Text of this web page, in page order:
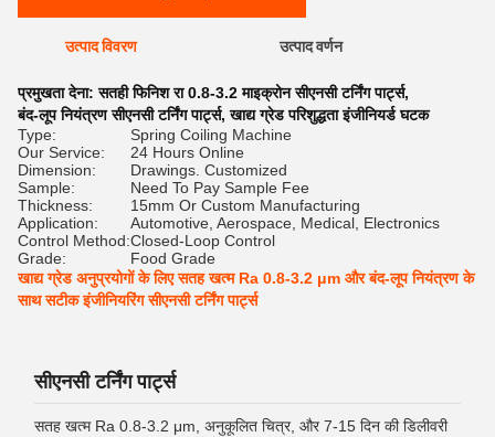
उत्पाद विवरण उत्पाद वर्णन
प्रमुखता देना:सतही फिनिश रा 0.8-3.2 माइक्रोन सीएनसी टर्निंग पार्ट्स,
बंद-लूप नियंत्रण सीएनसी टर्निंग पार्ट्स,खाद्य ग्रेड परिशुद्धता इंजीनियर्ड घटक
Type:
Spring Coiling Machine
Our Service:
24 Hours Online
Dimension:
Drawings. Customized
Sample:
Need To Pay Sample Fee
Thickness:
15mm Or Custom Manufacturing
Application:
Automotive, Aerospace, Medical, Electronics
Control Method:Closed-Loop Control
Grade:
Food Grade
खाद्य ग्रेड अनुप्रयोगों के लिए सतह खत्म Ra 0.8-3.2 μm और बंद-लूप नियंत्रण के
साथ सटीक इंजीनियरिंग सीएनसी टर्निंग पार्ट्स
सीएनसी टर्निंग पार्ट्स
सतह खत्म Ra 0.8-3.2 μm, अनुकूलित चित्र, और 7-15 दिन की डिलीवरी